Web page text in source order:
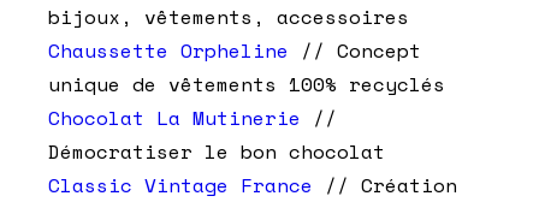
bijoux, vêtements, accessoires
Chaussette Orpheline // Concept
unique de vêtements 100% recyclés
Chocolat La Mutinerie //
Démocratiser le bon chocolat
Classic Vintage France // Création